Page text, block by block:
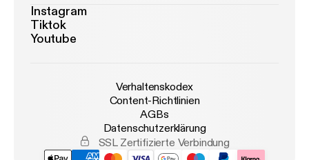
Instagram
Tiktok
Youtube
Verhaltenskodex
Content-Richtlinien
AGBs
Datenschutzerklärung
SSL Zertifizierte Verbindung